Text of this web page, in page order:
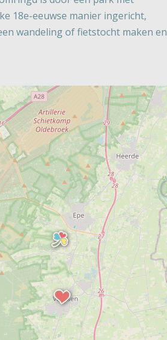
18e-eeuwse manier ingericht,
wandeling of fietstocht maken en